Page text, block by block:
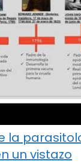
la
un vistazo